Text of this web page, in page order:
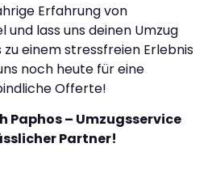
Erfahrung von
und lass uns deinen Umzug
einem stressfreien Erlebnis
noch heute für eine
Offerte!
Paphos – Umzugsservice
Partner!